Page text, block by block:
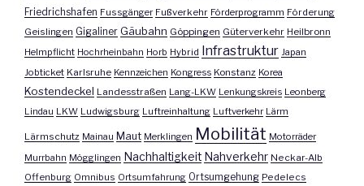
Friedrichshafen Fussgänger Fußverkehr Förderprogramm Förderung
Geislingen Gigaliner Gäubahn Göppingen Güterverkehr Heilbronn
Helmpflicht Hochrheinbahn Horb Hybrid Infrastruktur Japan
Jobticket Karlsruhe Kennzeichen Kongress Konstanz Korea
Kostendeckel Landesstraßen Lang-LKW Lenkungskreis Leonberg
Lindau LKW Ludwigsburg Luftreinhaltung Luftverkehr Lärm
Lärmschutz Mainau Maut Merklingen Mobilität Motorräder
Murrbahn Mögglingen Nachhaltigkeit Nahverkehr Neckar-Alb
Offenburg Omnibus Ortsumfahrung Ortsumgehung Pedelecs